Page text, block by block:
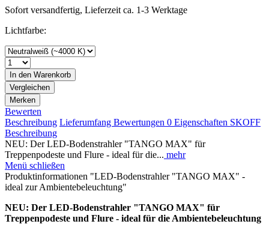
Sofort versandfertig, Lieferzeit ca. 1-3 Werktage
Lichtfarbe:
In den Warenkorb
Vergleichen
Merken
Bewerten
Beschreibung Lieferumfang Bewertungen 0 Eigenschaften SKOFF
Beschreibung
NEU: Der LED-Bodenstrahler "TANGO MAX" für
Treppenpodeste und Flure - ideal für die... mehr
Menü schließen
Produktinformationen "LED-Bodenstrahler "TANGO MAX" -
ideal zur Ambientebeleuchtung"
NEU: Der LED-Bodenstrahler "TANGO MAX" für
Treppenpodeste und Flure - ideal für die Ambientebeleuchtung